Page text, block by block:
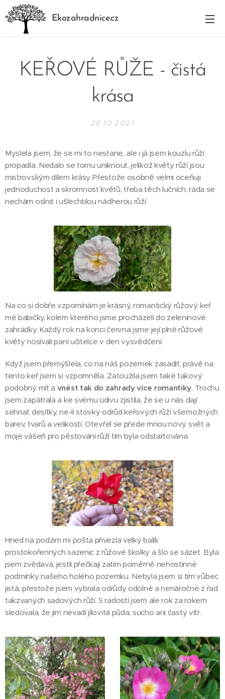
Ekozahradnice.cz
KEŘOVÉ RŮŽE - čistá
krása
26.10.2021
Myslela jsem, že se mi to nestane, ale i já jsem kouzlu růží
propadla. Nedalo se tomu uniknout, jelikož květy růží jsou
mistrovským dílem krásy. Přestože osobně velmi oceňuji
jednoduchost a skromnost květů, třeba těch lučních, ráda se
nechám oslnit i ušlechtilou nádherou růží.
Na co si dobře vzpomínám je krásný, romantický růžový keř
mé babičky, kolem kterého jsme procházeli do zeleninové
zahrádky. Každý rok na konci června jsme její plné růžové
květy nosívali paní učitelce v den vysvědčení.
Když jsem přemýšlela, co na náš pozemek zasadit, právě na
tento keř jsem si vzpomněla. Zatoužila jsem také takový
podobný mít a vnést tak do zahrady více romantiky. Trochu
jsem zapátrala a ke svému údivu zjistila, že se u nás dají
sehnat desítky, ne-li stovky odrůd keřových růží všemožných
barev, tvarů a velikostí. Otevřel se přede mnou nový svět a
moje vášeň pro pěstování růží tím byla odstartována.
Hned na podzim mi pošta přivezla velký balík
prostokořenných sazenic z růžové školky a šlo se sázet. Byla
jsem zvědavá, jestli přečkají zatím poměrně nehostinné
podmínky našeho holého pozemku. Nebyla jsem si tím vůbec
jistá, přestože jsem vybrala odrůdy odolné a nenáročné z řad
takzvaných sadových růží. S radostí jsem ale rok za rokem
sledovala, že jim nevadí jílovitá půda, sucho ani častý vítr.